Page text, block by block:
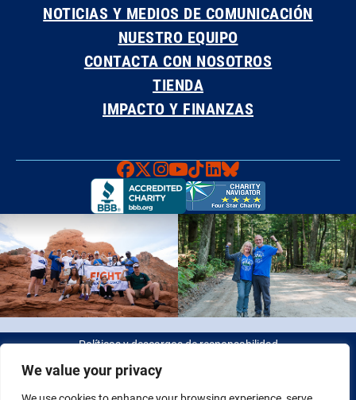
We value your privacy
NOTICIAS Y MEDIOS DE COMUNICACIÓN
NUESTRO EQUIPO
CONTACTA CON NOSOTROS
TIENDA
IMPACTO Y FINANZAS
Faceboook
X Instagram
YouTube
TikTok
LinkedIn
Bluesky
Políticas y descargos de responsabilidad
© 2026 Fight Colorectal Cancer. Todos los derechos reservados.